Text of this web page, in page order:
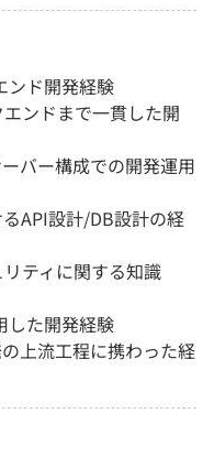
ンド開発経験
ンドまで一貫した開
バー構成での開発運用
API設計/DB設計の経
ティに関する知識
した開発経験
上流工程に携わった経